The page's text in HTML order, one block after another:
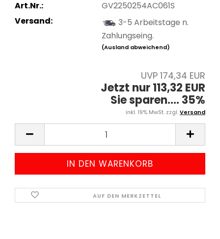
Art.Nr.:
GV2250254AC061S
Versand:
3-5 Arbeitstage n.
Zahlungseing.
(Ausland abweichend)
UVP 174,34 EUR
Jetzt nur 113,32 EUR
Sie sparen.... 35%
inkl. 19% MwSt. zzgl.Versand
AUF DEN MERKZETTEL